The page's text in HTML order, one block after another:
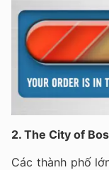
2. The City of
Các thành phố